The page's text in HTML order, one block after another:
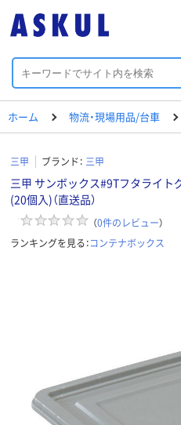
ホーム 物流・現場用品/台車
三甲 ブランド： 三甲
三甲 サンボックス#9Tフタライト
(20個入)（直送品）
（0件のレビュー）
ランキングを見る：コンテナボックス